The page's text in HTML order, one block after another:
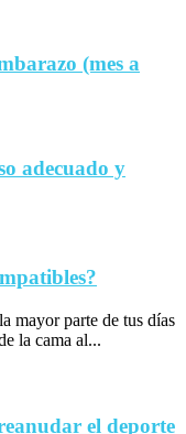
(mes a
adecuado y
mayor parte de tus días
la cama al...
el deporte